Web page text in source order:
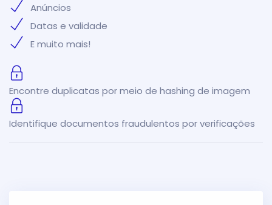
Anúncios
Datas e validade
E muito mais!
Encontre duplicatas por meio de hashing de imagem
Identifique documentos fraudulentos por verificações